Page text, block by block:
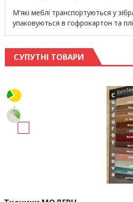
М'які меблі транспортуються у
упаковуються в гофрокартон та
СУПУТНІ ТОВАРИ